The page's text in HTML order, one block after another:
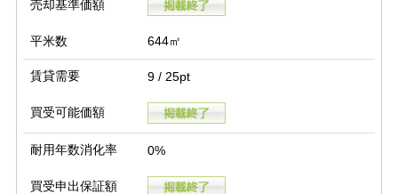
売却基準価額
平米数 644㎡
賃貸需要 9 / 25pt
買受可能価額
耐用年数消化率 0%
買受申出保証額